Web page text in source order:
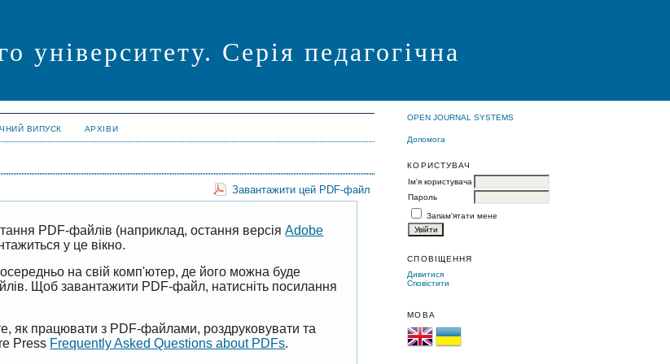
університету. Серія педагогічна
OPEN JOURNAL SYSTEMS
Допомога
КОРИСТУВАЧ
Ім'я користувача
Пароль
Запам'ятати мене
СПОВІЩЕННЯ
Дивитися
Сповістити
МОВА
ВИПУСК АРХІВИ
Завантажити цей PDF-файл
PDF-файлів (наприклад, остання версіяAdobe
у це вікно.
на свій комп'ютер, де його можна буде
Щоб завантажити PDF-файл, натисніть посилання
як працювати з PDF-файлами, роздруковувати та
Press Frequently Asked Questions about PDFs.